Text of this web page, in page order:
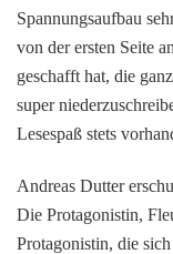
Spannungsaufbau
von der ersten Seite
geschafft hat, die
super
Lesespaß stets
Andreas Dutter
Die Protagonistin,
Protagonistin, die